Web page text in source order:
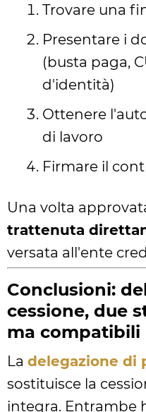
Trovare una
Presentare i
(busta paga,
d'identità)
Ottenere
di lavoro
Firmare il
Una volta
trattenuta
versata all'ente
Conclusioni:
cessione, due
ma compatibili
La delegazione di
sostituisce la
integra. Entrambe